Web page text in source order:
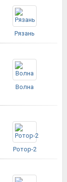
Рязань
Волна
Ротор-2